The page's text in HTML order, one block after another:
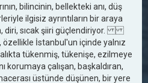
bilincinin, bellekteki anı, düş
ilgisiz ayrıntıların bir araya
diri, sıcak şiiri güçlendiriyor.
özellikle İstanbul'un içinde yalnız
tükenmiş, tükenişe, ezilmeye
korumaya çalışan, başkaldıran,
üstünde düşünen, bir yere